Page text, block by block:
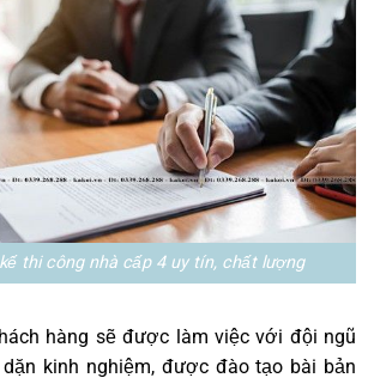
thi công nhà cấp 4 uy tín, chất lượng
hàng sẽ được làm việc với đội ngũ
kinh nghiệm, được đào tạo bài bản